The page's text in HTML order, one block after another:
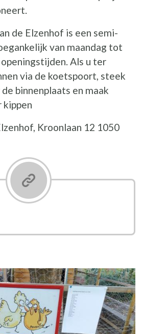
de Elzenhof is een semi-
van maandag tot
Als u ter
via de koetspoort, steek
binnenplaats en maak
kippen
Kroonlaan 12 1050
een nieuw venster